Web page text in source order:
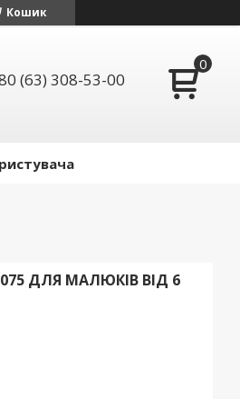
Кошик
(63) 308-53-00
ДЛЯ МАЛЮКІВ ВІД 6